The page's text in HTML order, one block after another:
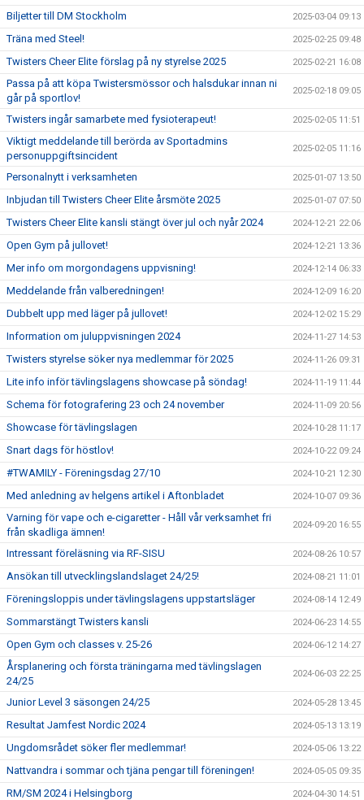
Biljetter till DM Stockholm 2025-03-04 09:13
Träna med Steel! 2025-02-25 09:48
Twisters Cheer Elite förslag på ny styrelse 2025 2025-02-21 16:08
Passa på att köpa Twistersmössor och halsdukar innan ni
går på sportlov!
2025-02-18 09:05
Twisters ingår samarbete med fysioterapeut! 2025-02-05 11:51
Viktigt meddelande till berörda av Sportadmins
personuppgiftsincident
2025-02-05 11:16
Personalnytt i verksamheten 2025-01-07 13:50
Inbjudan till Twisters Cheer Elite årsmöte 2025 2025-01-07 07:50
Twisters Cheer Elite kansli stängt över jul och nyår 2024 2024-12-21 22:06
Open Gym på jullovet! 2024-12-21 13:36
Mer info om morgondagens uppvisning! 2024-12-14 06:33
Meddelande från valberedningen! 2024-12-09 16:20
Dubbelt upp med läger på jullovet! 2024-12-02 15:29
Information om juluppvisningen 2024 2024-11-27 14:53
Twisters styrelse söker nya medlemmar för 2025 2024-11-26 09:31
Lite info inför tävlingslagens showcase på söndag! 2024-11-19 11:44
Schema för fotografering 23 och 24 november 2024-11-09 20:56
Showcase för tävlingslagen 2024-10-28 11:17
Snart dags för höstlov! 2024-10-22 09:24
#TWAMILY - Föreningsdag 27/10 2024-10-21 12:30
Med anledning av helgens artikel i Aftonbladet 2024-10-07 09:36
Varning för vape och e-cigaretter - Håll vår verksamhet fri
från skadliga ämnen!
2024-09-20 16:55
Intressant föreläsning via RF-SISU 2024-08-26 10:57
Ansökan till utvecklingslandslaget 24/25! 2024-08-21 11:01
Föreningsloppis under tävlingslagens uppstartsläger 2024-08-14 12:49
Sommarstängt Twisters kansli 2024-06-23 14:55
Open Gym och classes v. 25-26 2024-06-12 14:27
Årsplanering och första träningarna med tävlingslagen
24/25
2024-06-03 22:25
Junior Level 3 säsongen 24/25 2024-05-28 13:45
Resultat Jamfest Nordic 2024 2024-05-13 13:19
Ungdomsrådet söker fler medlemmar! 2024-05-06 13:22
Nattvandra i sommar och tjäna pengar till föreningen! 2024-05-05 09:35
RM/SM 2024 i Helsingborg 2024-04-30 14:51